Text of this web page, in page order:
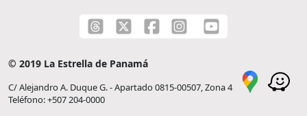
© 2019 La Estrella de Panamá
C/ Alejandro A. Duque G. - Apartado 0815-00507, Zona 4
Teléfono: +507 204-0000